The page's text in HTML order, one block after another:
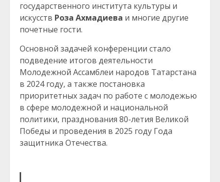
государственного института культуры и
искусств Роза Ахмадиева и многие другие
почетные гости.
Основной задачей конференции стало
подведение итогов деятельности
Молодежной Ассамблеи народов Татарстана
в 2024 году, а также постановка
приоритетных задач по работе с молодежью
в сфере молодежной и национальной
политики, празднования 80-летия Великой
Победы и проведения в 2025 году Года
защитника Отечества.